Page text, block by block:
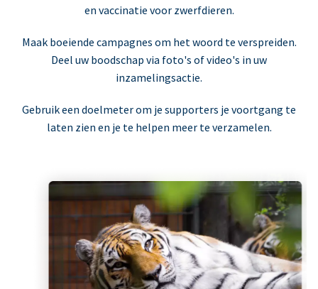
en vaccinatie voor zwerfdieren.
Maak boeiende campagnes om het woord te verspreiden.
Deel uw boodschap via foto's of video's in uw
inzamelingsactie.
Gebruik een doelmeter om je supporters je voortgang te
laten zien en je te helpen meer te verzamelen.